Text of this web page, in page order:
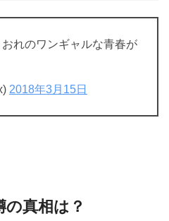
れのワンギャルな青春が
2018年3月15日
真相は？